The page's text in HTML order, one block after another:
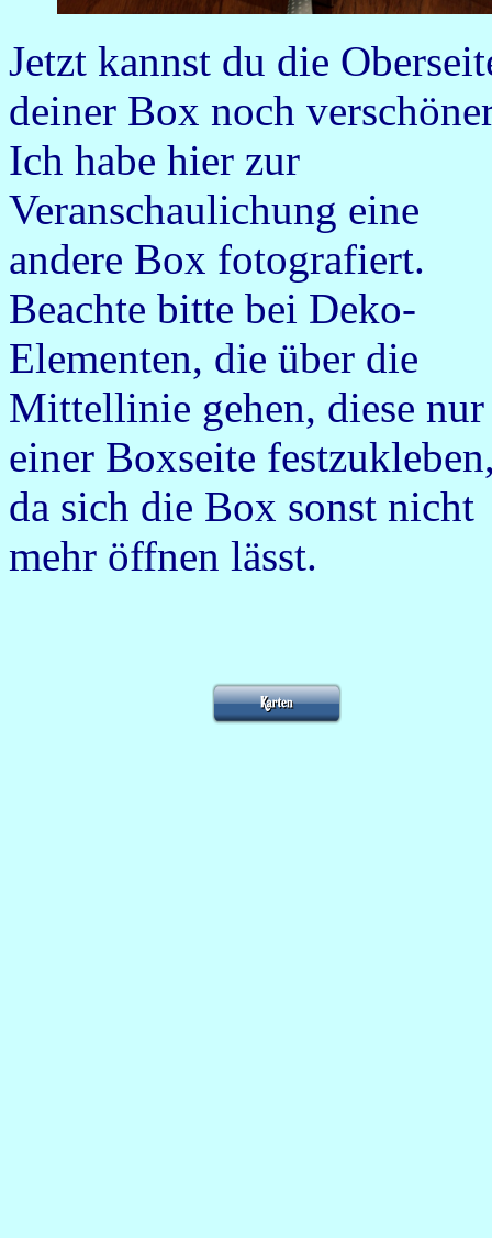
Jetzt kannst du die
deiner Box noch
Ich habe hier zur
Veranschaulichung eine
andere Box fotografiert.
Beachte bitte bei Deko-
Elementen, die über die
Mittellinie gehen, diese nur
einer Boxseite
da sich die Box sonst nicht
mehr öffnen lässt.